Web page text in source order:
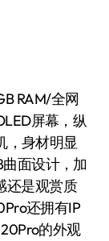
屏幕，纵
，身材明显
面设计，加
还是观赏质
还拥有IP
的外观